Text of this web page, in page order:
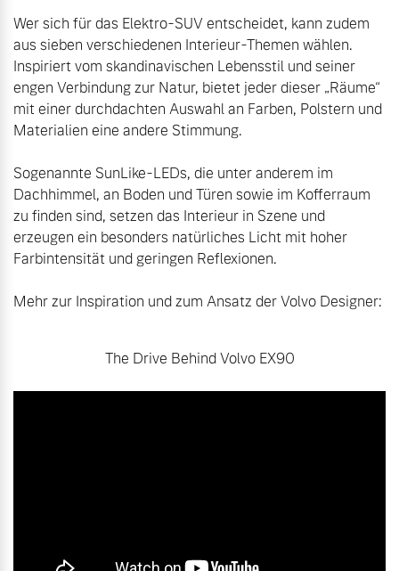
Wer sich für das Elektro-SUV entscheidet, kann zudem
aus sieben verschiedenen Interieur-Themen wählen.
Inspiriert vom skandinavischen Lebensstil und seiner
engen Verbindung zur Natur, bietet jeder dieser „Räume“
mit einer durchdachten Auswahl an Farben, Polstern und
Materialien eine andere Stimmung.
Sogenannte SunLike-LEDs, die unter anderem im
Dachhimmel, an Boden und Türen sowie im Kofferraum
zu finden sind, setzen das Interieur in Szene und
erzeugen ein besonders natürliches Licht mit hoher
Farbintensität und geringen Reflexionen.
Mehr zur Inspiration und zum Ansatz der Volvo Designer:
The Drive Behind Volvo EX90